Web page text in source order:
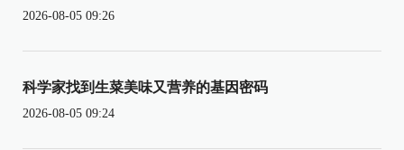
2026-08-05 09:26
科学家找到生菜美味又营养的基因密码
2026-08-05 09:24